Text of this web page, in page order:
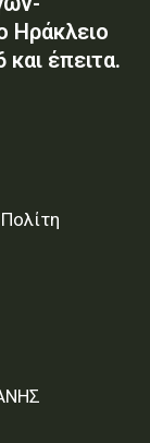
Ηράκλειο
έπειτα.